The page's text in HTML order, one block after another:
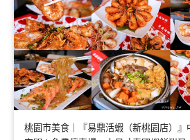
桃園市美食｜『易鼎活蝦（新桃園店）